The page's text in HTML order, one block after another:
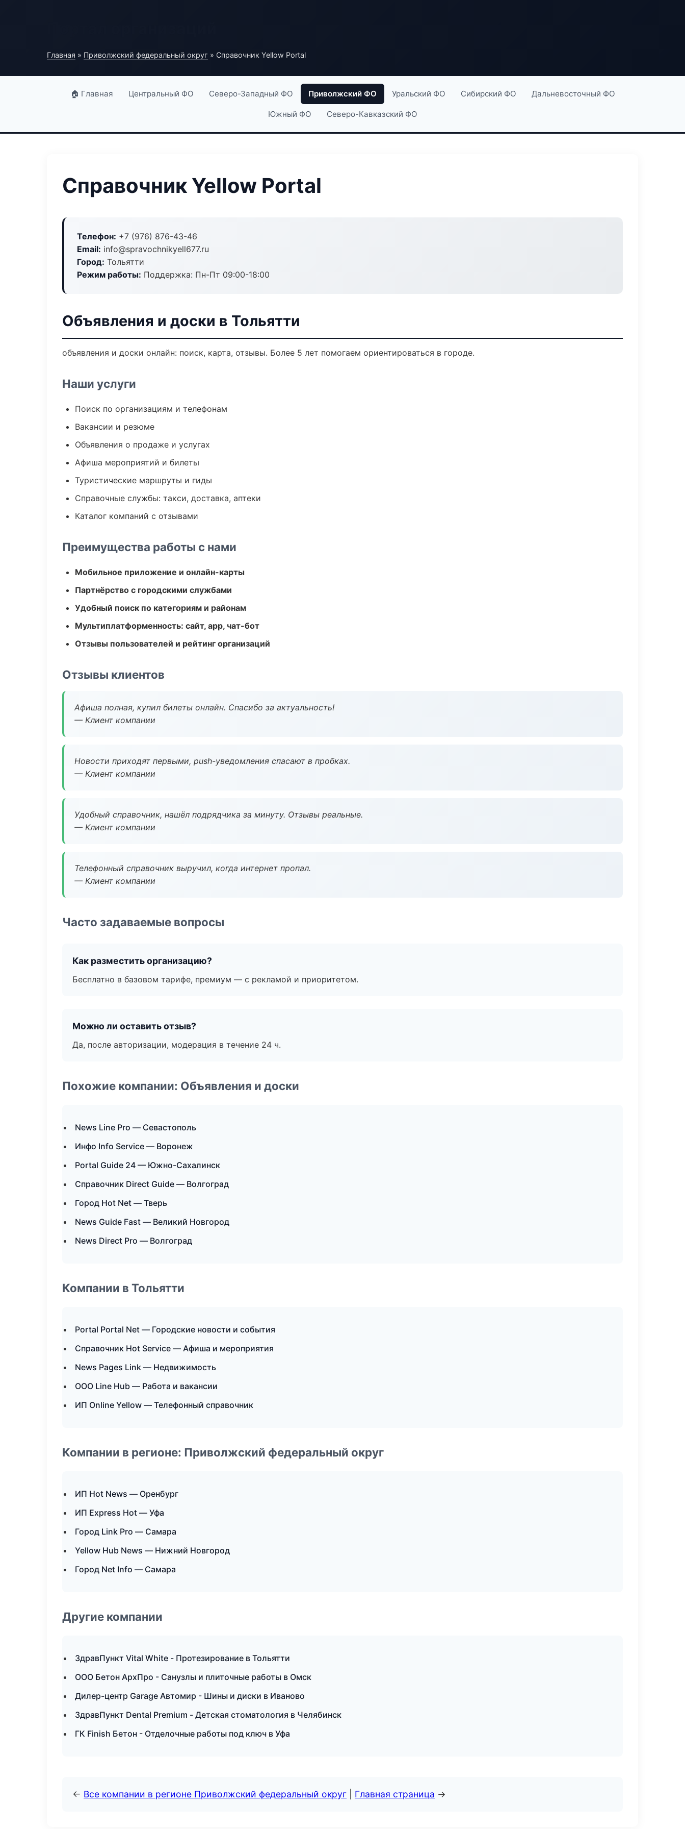
Главная » Приволжский федеральный округ » Справочник Yellow Portal
🏠 Главная Центральный ФО Северо-Западный ФО Приволжский ФО Уральский ФО Сибирский ФО Дальневосточный ФО
Южный ФО Северо-Кавказский ФО
Справочник Yellow Portal
Телефон: +7 (976) 876-43-46
Email: info@spravochnikyell677.ru
Город: Тольятти
Режим работы: Поддержка: Пн-Пт 09:00-18:00
Объявления и доски в Тольятти
объявления и доски онлайн: поиск, карта, отзывы. Более 5 лет помогаем ориентироваться в городе.
Наши услуги
Поиск по организациям и телефонам
Вакансии и резюме
Объявления о продаже и услугах
Афиша мероприятий и билеты
Туристические маршруты и гиды
Справочные службы: такси, доставка, аптеки
Каталог компаний с отзывами
Преимущества работы с нами
Мобильное приложение и онлайн-карты
Партнёрство с городскими службами
Удобный поиск по категориям и районам
Мультиплатформенность: сайт, app, чат-бот
Отзывы пользователей и рейтинг организаций
Отзывы клиентов
Афиша полная, купил билеты онлайн. Спасибо за актуальность!
— Клиент компании
Новости приходят первыми, push-уведомления спасают в пробках.
— Клиент компании
Удобный справочник, нашёл подрядчика за минуту. Отзывы реальные.
— Клиент компании
Телефонный справочник выручил, когда интернет пропал.
— Клиент компании
Часто задаваемые вопросы
Как разместить организацию?
Бесплатно в базовом тарифе, премиум — с рекламой и приоритетом.
Можно ли оставить отзыв?
Да, после авторизации, модерация в течение 24 ч.
Похожие компании: Объявления и доски
News Line Pro — Севастополь
Инфо Info Service — Воронеж
Portal Guide 24 — Южно-Сахалинск
Справочник Direct Guide — Волгоград
Город Hot Net — Тверь
News Guide Fast — Великий Новгород
News Direct Pro — Волгоград
Компании в Тольятти
Portal Portal Net — Городские новости и события
Справочник Hot Service — Афиша и мероприятия
News Pages Link — Недвижимость
ООО Line Hub — Работа и вакансии
ИП Online Yellow — Телефонный справочник
Компании в регионе: Приволжский федеральный округ
ИП Hot News — Оренбург
ИП Express Hot — Уфа
Город Link Pro — Самара
Yellow Hub News — Нижний Новгород
Город Net Info — Самара
Другие компании
ЗдравПункт Vital White - Протезирование в Тольятти
ООО Бетон АрхПро - Санузлы и плиточные работы в Омск
Дилер-центр Garage Автомир - Шины и диски в Иваново
ЗдравПункт Dental Premium - Детская стоматология в Челябинск
ГК Finish Бетон - Отделочные работы под ключ в Уфа
← Все компании в регионе Приволжский федеральный округ Главная страница →